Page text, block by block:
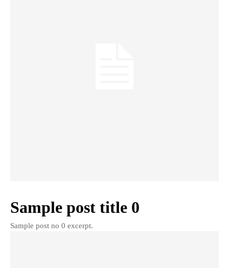
Sample post title 0
Sample post no 0 excerpt.